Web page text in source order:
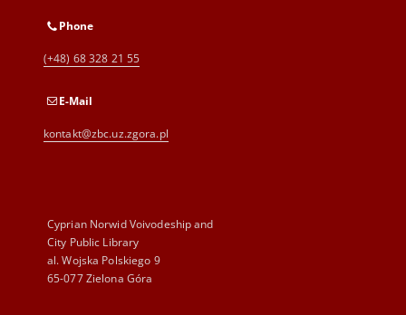
Phone
(+48) 68 328 21 55
E-Mail
kontakt@zbc.uz.zgora.pl
Cyprian Norwid Voivodeship and
City Public Library
al. Wojska Polskiego 9
65-077 Zielona Góra